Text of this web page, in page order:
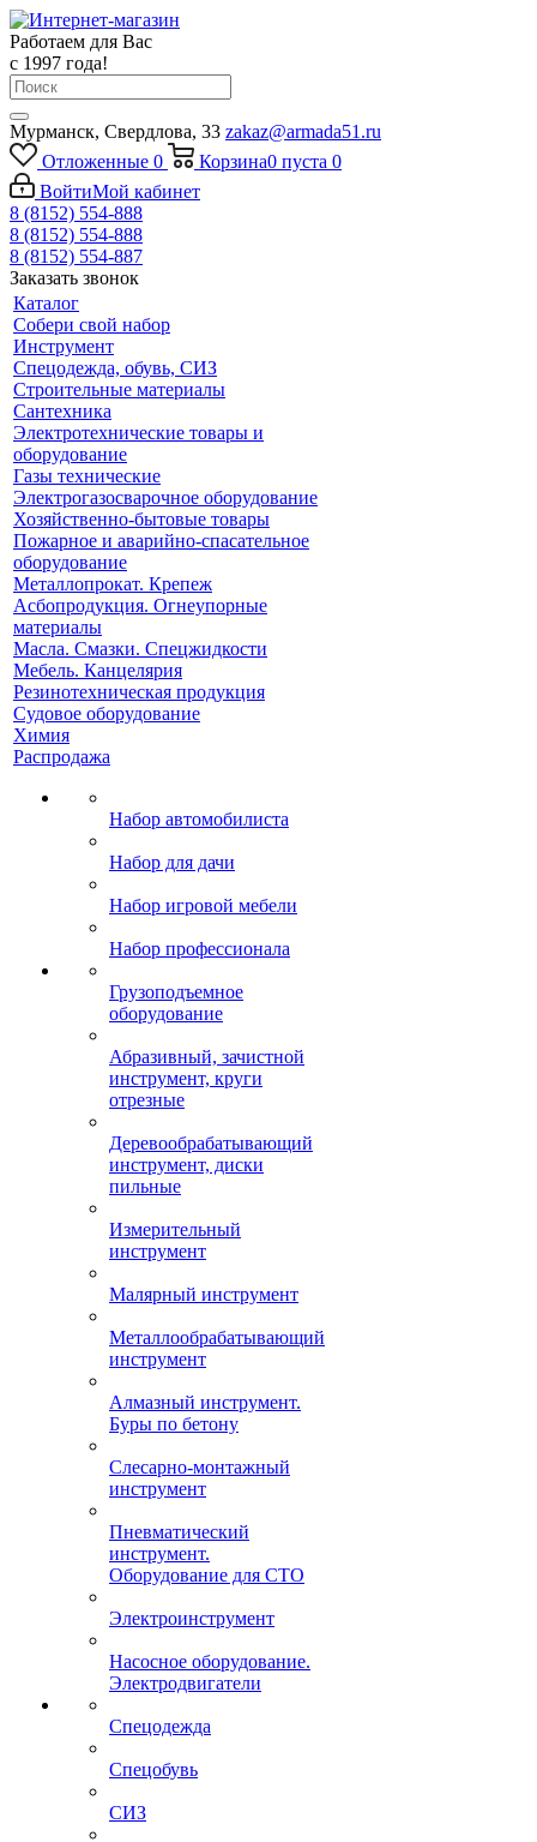
Работаем для Вас
с 1997 года!
Мурманск, Свердлова, 33 zakaz@armada51.ru
Отложенные 0 Корзина0 пуста 0
ВойтиМой кабинет
8 (8152) 554-888
8 (8152) 554-888
8 (8152) 554-887
Заказать звонок
Каталог
Собери свой набор
Инструмент
Спецодежда, обувь, СИЗ
Строительные материалы
Сантехника
Электротехнические товары и
оборудование
Газы технические
Электрогазосварочное оборудование
Хозяйственно-бытовые товары
Пожарное и аварийно-спасательное
оборудование
Металлопрокат. Крепеж
Асбопродукция. Огнеупорные
материалы
Масла. Смазки. Спецжидкости
Мебель. Канцелярия
Резинотехническая продукция
Судовое оборудование
Химия
Распродажа
Набор автомобилиста
Набор для дачи
Набор игровой мебели
Набор профессионала
Грузоподъемное
оборудование
Абразивный, зачистной
инструмент, круги
отрезные
Деревообрабатывающий
инструмент, диски
пильные
Измерительный
инструмент
Малярный инструмент
Металлообрабатывающий
инструмент
Алмазный инструмент.
Буры по бетону
Слесарно-монтажный
инструмент
Пневматический
инструмент.
Оборудование для СТО
Электроинструмент
Насосное оборудование.
Электродвигатели
Спецодежда
Спецобувь
СИЗ